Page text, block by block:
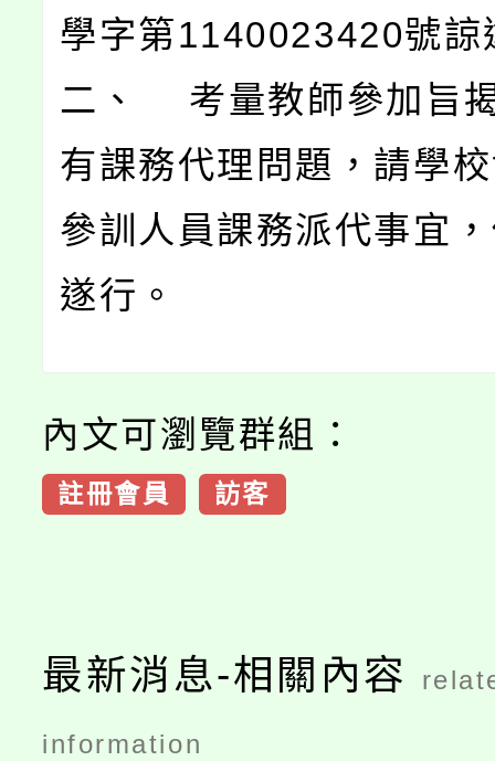
學字第1140023420號諒
二、 考量教師參加旨
有課務代理問題，請學
參訓人員課務派代事宜
遂行。
內文可瀏覽群組：
註冊會員 訪客
最新消息-相關內容
information